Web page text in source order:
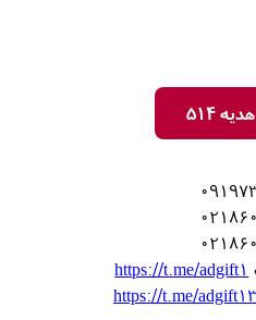
514
https://t.me/adgift1
https://t.me/adgift13